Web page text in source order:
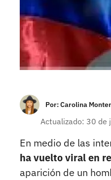
Por:Carolina
Actualizado: 30 de
En medio de las
ha vuelto viral en
aparición de un